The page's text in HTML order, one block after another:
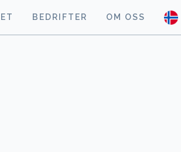
BEDRIFTER OM OSS